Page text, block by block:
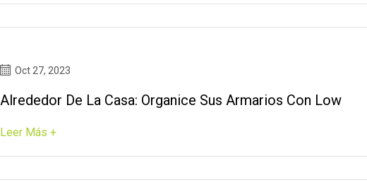
Oct 27, 2023
Alrededor De La Casa: Organice Sus Armarios Con Low
Leer Más +